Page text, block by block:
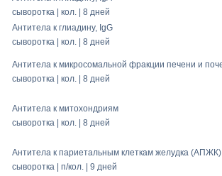
сыворотка | кол. | 8 дней
Антитела к глиадину, IgG
сыворотка | кол. | 8 дней
Антитела к микросомальной фракции печени и
сыворотка | кол. | 8 дней
Антитела к митохондриям
сыворотка | кол. | 8 дней
Антитела к париетальным клеткам желудка (АПЖК)
сыворотка | п/кол. | 9 дней